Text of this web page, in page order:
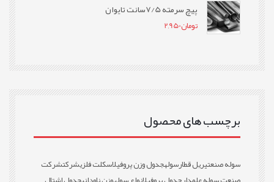
پیچ سرمته 7/5سانت تایوان
تومان2,950
برچسب های محصول
سوله صنعتیریل قطارسولهجدول وزن پروفیلاسکلت فلزیشرکتشرکت